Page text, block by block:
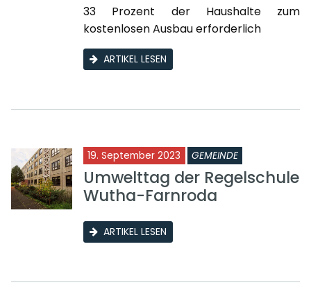
33 Prozent der Haushalte zum
kostenlosen Ausbau erforderlich
ARTIKEL LESEN
19. September 2023 GEMEINDE
Umwelttag der Regelschule
Wutha-Farnroda
ARTIKEL LESEN